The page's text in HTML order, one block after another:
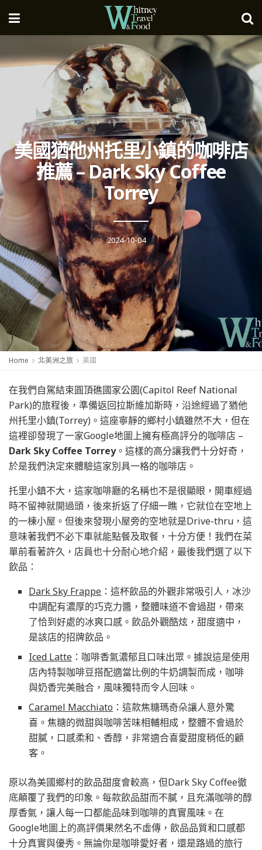
美國猶他州托里小鎮的咖啡店
推薦 – Dark Sky Coffee
Torrey
2024-10-04
Home 北美洲之旅 美國
在我們自駕結束圓頂礁國家公園(Capitol Reef National
Park)的旅程後，準備返回拉斯維加斯時，沿途經過了猶他
州托里小鎮(Torrey)。這座寧靜的鄉村小鎮雖然不大，但在
這裡卻發現了一家Google地圖上擁有極高評分的咖啡店 –
Dark Sky Coffee Torrey。這樣的高分讓我們十分好奇，
於是我們決定來體驗這家別具一格的咖啡店。
托里小鎮不大，這家咖啡廳的名稱也不是很顯眼，開車經過
時不留神就開過頭，後來折返了仔細一瞧，它就位在空地上
的一棟小屋。但後來發現小屋旁的空地就是Drive-thru，這
意味著我們不必下車就能點餐及取餐，十分方便！我們在菜
單前看著許久，店員也十分耐心地介紹，最後我們選了以下
飲品：
Dark Sky Frappe ：這杯飲品的外觀非常吸引人，冰沙
中調配有濃厚的巧克力醬，整體味道不會過甜，帶來
了恰到好處的冰爽口感。飲品外觀酷炫，甜度適中，
是該店的招牌飲品。
Iced Latte ：咖啡香氣濃郁且口味出眾。據說這是使用
店內特製咖啡豆搭配適當比例的牛奶調製而成，咖啡
與奶香完美融合，風味獨特而令人回味。
Caramel Macchiato ：這款焦糖瑪奇朵讓人意外驚
喜。焦糖的微甜與咖啡苦味相輔相成，整體不會過於
甜膩，口感柔和、香醇，非常適合喜愛甜度稍低的顧
客。
原以為美國鄉村的飲品甜度會較高，但Dark Sky Coffee徹
底顛覆了我們的印象。每款飲品甜而不膩，且充滿咖啡的醇
厚香氣，讓人每一口都能品味到咖啡的真實風味。在
Google地圖上的高評價果然名不虛傳，飲品品質和口感都
十分真實與優秀。無論你是咖啡愛好者，還是路過的旅行